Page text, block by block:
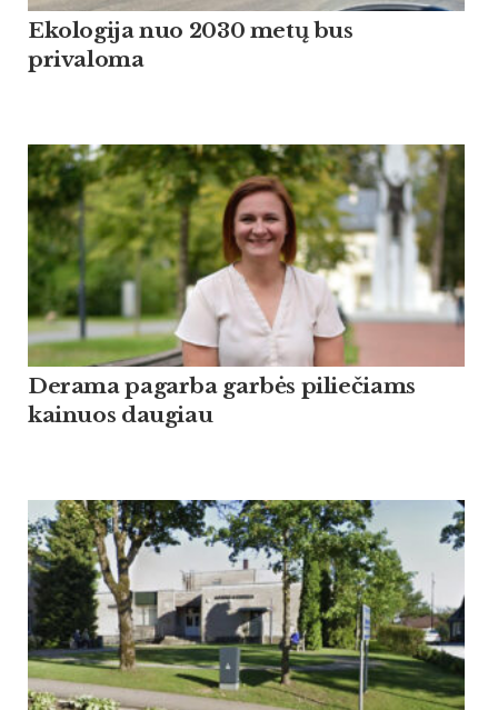
Ekologija nuo 2030 metų bus
privaloma
Derama pagarba garbės piliečiams
kainuos daugiau